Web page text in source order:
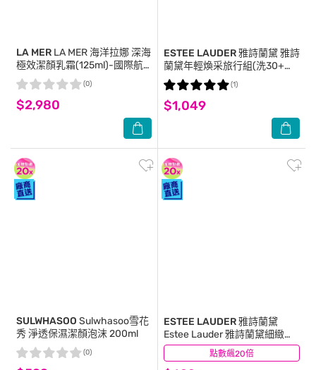
LA MER LA MER 海洋拉娜 深海
極效潔顏乳霜(125ml)-國際航
空版
$2,980
(0)
ESTEE LAUDER 雅詩蘭黛雅詩
蘭黛年輕煥采旅行組(洗30+原
生30+特7+膠原眼5+膠霜15ml)
$1,049
(1)
SULWHASOO Sulwhasoo雪花
秀 淨透保濕潔顏泡沫 200ml
(0) 點數飆20倍
ESTEE LAUDER 雅詩蘭黛
Estee Lauder 雅詩蘭黛細緻潔
面乳30ml+原生露30ml+膠原
霜15ml+袋
(0)